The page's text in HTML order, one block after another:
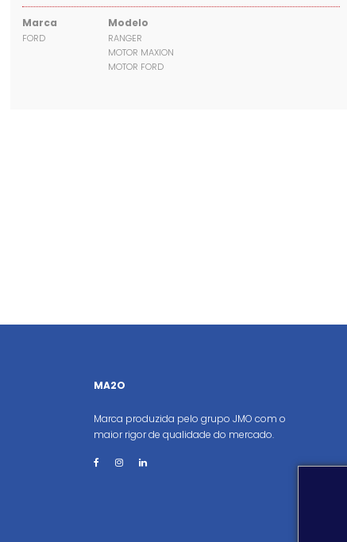
Marca
FORD
Modelo
RANGER
MOTOR MAXION
MOTOR FORD
MA2O
Marca produzida pelo grupo JMO com o
maior rigor de qualidade do mercado.